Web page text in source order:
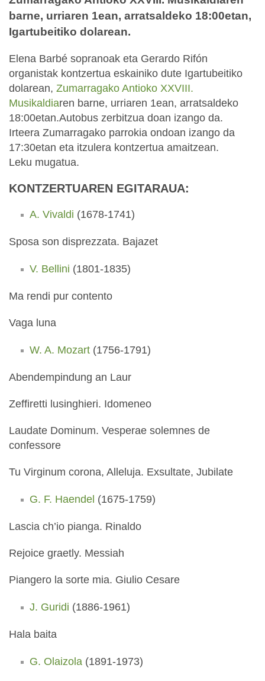
barne, urriaren 1ean, arratsaldeko 18:00etan,
Igartubeitiko dolarean.
Elena Barbé sopranoak eta Gerardo Rifón
organistak kontzertua eskainiko dute Igartubeitiko
dolarean, Zumarragako Antioko XXVIII.
Musikaldiaren barne, urriaren 1ean, arratsaldeko
18:00etan.Autobus zerbitzua doan izango da.
Irteera Zumarragako parrokia ondoan izango da
17:30etan eta itzulera kontzertua amaitzean.
Leku mugatua.
KONTZERTUAREN EGITARAUA:
A. Vivaldi (1678-1741)
Sposa son disprezzata. Bajazet
V. Bellini (1801-1835)
Ma rendi pur contento
Vaga luna
W. A. Mozart (1756-1791)
Abendempindung an Laur
Zeffiretti lusinghieri. Idomeneo
Laudate Dominum. Vesperae solemnes de
confessore
Tu Virginum corona, Alleluja. Exsultate, Jubilate
G. F. Haendel (1675-1759)
Lascia ch’io pianga. Rinaldo
Rejoice graetly. Messiah
Piangero la sorte mia. Giulio Cesare
J. Guridi (1886-1961)
Hala baita
G. Olaizola (1891-1973)